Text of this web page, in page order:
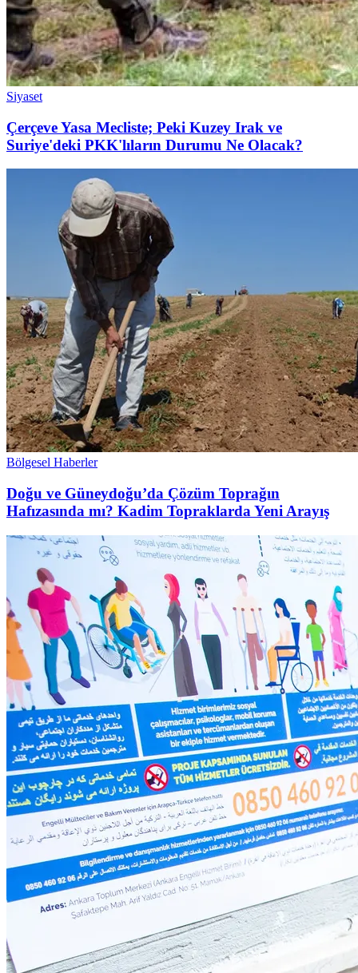
Siyaset
Çerçeve Yasa Mecliste; Peki Kuzey Irak ve
Suriye'deki PKK'lıların Durumu Ne Olacak?
Bölgesel Haberler
Doğu ve Güneydoğu’da Çözüm Toprağın
Hafızasında mı? Kadim Topraklarda Yeni Arayış